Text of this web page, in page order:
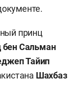
принц
Сальман
Тайип
Шахбаз